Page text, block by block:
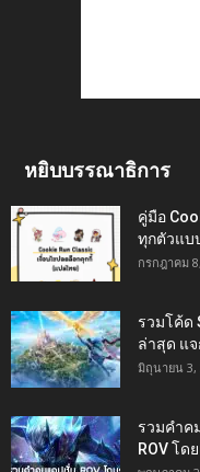
หยิบบรรณาธิการ
คู่มือ
ทุกตัวแบ
กรกฎาคม
รวมโค้ด
ล่าสุด แ
มิถุนายน 3,
รวมคำค
ROV โด